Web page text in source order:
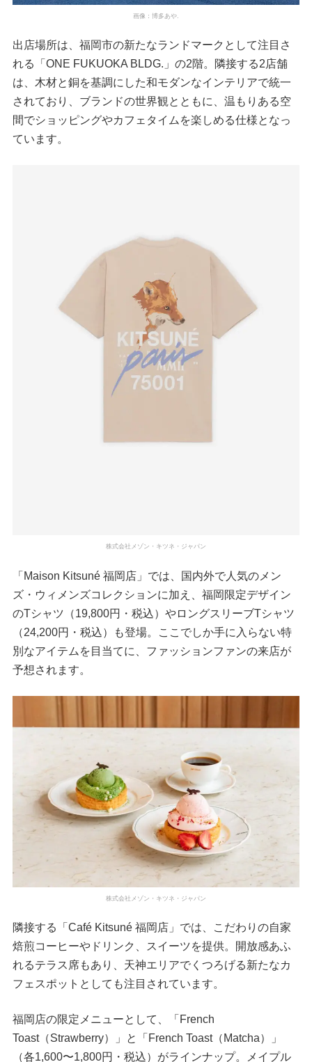
画像：博多あや.
出店場所は、福岡市の新たなランドマークとして注目さ
れる「ONE FUKUOKA BLDG.」の2階。隣接する2店舗
は、木材と銅を基調にした和モダンなインテリアで統一
されており、ブランドの世界観とともに、温もりある空
間でショッピングやカフェタイムを楽しめる仕様となっ
ています。
株式会社メゾン・キツネ・ジャパン
「Maison Kitsuné 福岡店」では、国内外で人気のメン
ズ・ウィメンズコレクションに加え、福岡限定デザイン
のTシャツ（19,800円・税込）やロングスリーブTシャツ
（24,200円・税込）も登場。ここでしか手に入らない特
別なアイテムを目当てに、ファッションファンの来店が
予想されます。
株式会社メゾン・キツネ・ジャパン
隣接する「Café Kitsuné 福岡店」では、こだわりの自家
焙煎コーヒーやドリンク、スイーツを提供。開放感あふ
れるテラス席もあり、天神エリアでくつろげる新たなカ
フェスポットとしても注目されています。
福岡店の限定メニューとして、「French
Toast（Strawberry）」と「French Toast（Matcha）」
（各1,600〜1,800円・税込）がラインナップ。メイプル